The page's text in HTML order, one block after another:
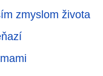
zmyslom života